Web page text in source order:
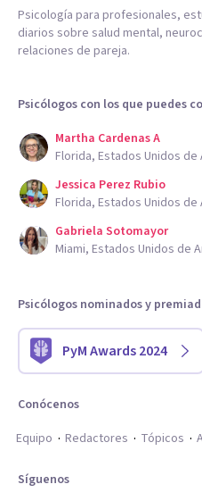
Psicología para profesionales,
diarios sobre salud mental,
relaciones de pareja.
Psicólogos con los que puedes
Martha Cardenas A
Florida, Estados Unidos de
Jessica Perez Rubio
Florida, Estados Unidos de
Gabriela Sotomayor
Miami, Estados Unidos de
Psicólogos nominados y
PyM Awards 2024
Conócenos
Equipo
Redactores Tópicos
Síguenos